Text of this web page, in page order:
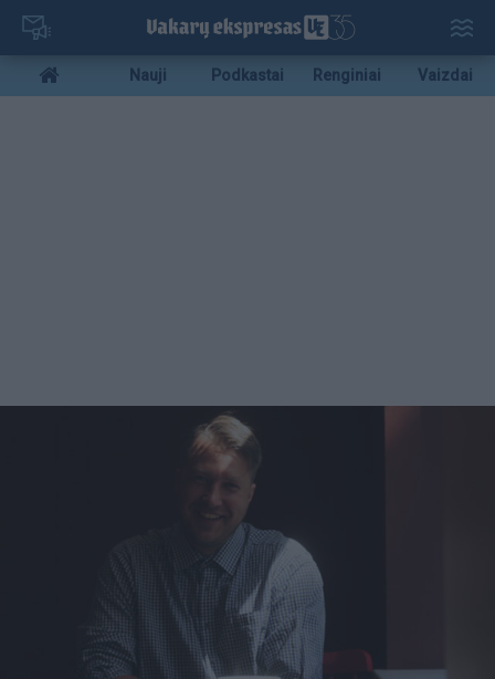
Pereiti
pagrindinį
turinį
Mobile
menu
Nauji Podkastai Renginiai Vaizdai